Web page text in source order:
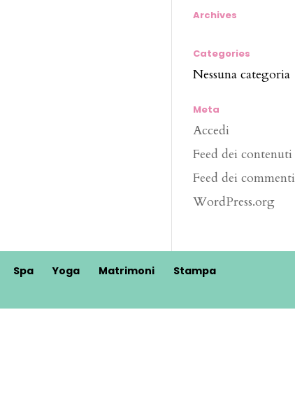
Archives
Categories
Nessuna categoria
Meta
Accedi
Feed dei contenuti
Feed dei commenti
WordPress.org
Spa Yoga Matrimoni
Stampa